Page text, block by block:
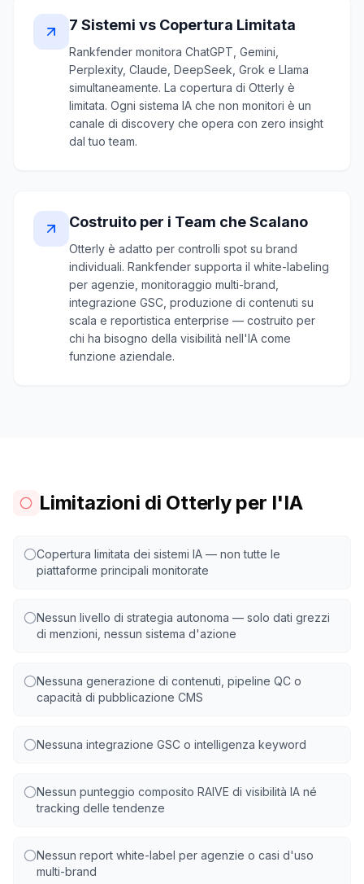
7 Sistemi vs Copertura Limitata
Rankfender monitora ChatGPT, Gemini,
Perplexity, Claude, DeepSeek, Grok e Llama
simultaneamente. La copertura di Otterly è
limitata. Ogni sistema IA che non monitori è un
canale di discovery che opera con zero insight
dal tuo team.
Costruito per i Team che Scalano
Otterly è adatto per controlli spot su brand
individuali. Rankfender supporta il white-labeling
per agenzie, monitoraggio multi-brand,
integrazione GSC, produzione di contenuti su
scala e reportistica enterprise — costruito per
chi ha bisogno della visibilità nell'IA come
funzione aziendale.
Limitazioni di Otterly per l'IA
Copertura limitata dei sistemi IA — non tutte le
piattaforme principali monitorate
Nessun livello di strategia autonoma — solo dati grezzi
di menzioni, nessun sistema d'azione
Nessuna generazione di contenuti, pipeline QC o
capacità di pubblicazione CMS
Nessuna integrazione GSC o intelligenza keyword
Nessun punteggio composito RAIVE di visibilità IA né
tracking delle tendenze
Nessun report white-label per agenzie o casi d'uso
multi-brand